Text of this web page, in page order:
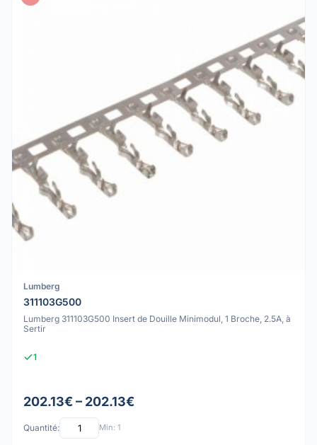
Lumberg
311103G500
Lumberg 311103G500 Insert de Douille Minimodul, 1 Broche, 2.5A, à
Sertir
1
202.13€ – 202.13€
Quantité: Min: 1